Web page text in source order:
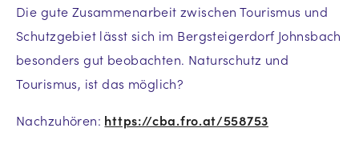
Die gute Zusammenarbeit zwischen Tourismus und
Schutzgebiet lässt sich im Bergsteigerdorf Johnsbach
besonders gut beobachten. Naturschutz und
Tourismus, ist das möglich?
Nachzuhören: https://cba.fro.at/558753